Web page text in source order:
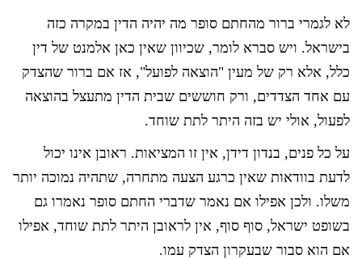
לא לגמרי ברור מהחתם סופר מה יהיה הדין במקרה כזה
בישראל. ויש סברא לומר, שכיוון שאין כאן אלמנט של דין
כלל, אלא רק של מעין "הוצאה לפועל", אז אם ברור שהצדק
עם אחד הצדדים, ורק חוששים שבית הדין מתעצל בהוצאה
לפעול, אולי יש בזה היתר לתת שוחד.
על כל פנים, בנדון דידן, אין זו המציאות. ראובן אינו יכול
לדעת בוודאות שאין כרגע הצעה מתחרה, שתהיה נמוכה יותר
משלו. ולכן אפילו אם נאמר שדברי החתם סופר נאמרו גם
בשופט ישראל, סוף סוף, אין לראובן היתר לתת שוחד, אפילו
אם הוא סבור שבעקרון הצדק עמו.